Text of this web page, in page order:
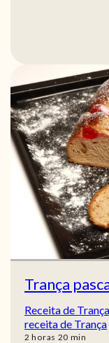
Trança
Receita de
receita de Trança
2 horas
horas 20 min
min